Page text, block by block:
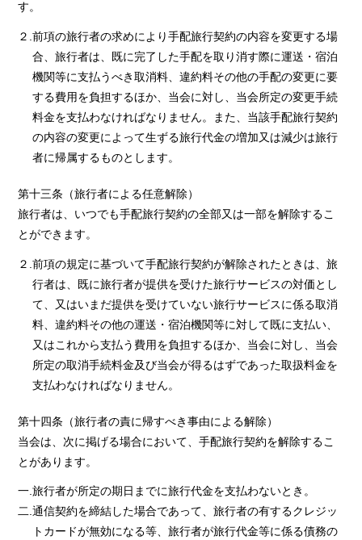
す。
２.前項の旅行者の求めにより手配旅行契約の内容を変更する場
合、旅行者は、既に完了した手配を取り消す際に運送・宿泊
機関等に支払うべき取消料、違約料その他の手配の変更に要
する費用を負担するほか、当会に対し、当会所定の変更手続
料金を支払わなければなりません。また、当該手配旅行契約
の内容の変更によって生ずる旅行代金の増加又は減少は旅行
者に帰属するものとします。
第十三条（旅行者による任意解除）
旅行者は、いつでも手配旅行契約の全部又は一部を解除するこ
とができます。
２.前項の規定に基づいて手配旅行契約が解除されたときは、旅
行者は、既に旅行者が提供を受けた旅行サービスの対価とし
て、又はいまだ提供を受けていない旅行サービスに係る取消
料、違約料その他の運送・宿泊機関等に対して既に支払い、
又はこれから支払う費用を負担するほか、当会に対し、当会
所定の取消手続料金及び当会が得るはずであった取扱料金を
支払わなければなりません。
第十四条（旅行者の責に帰すべき事由による解除）
当会は、次に掲げる場合において、手配旅行契約を解除するこ
とがあります。
一.旅行者が所定の期日までに旅行代金を支払わないとき。
二.通信契約を締結した場合であって、旅行者の有するクレジッ
トカードが無効になる等、旅行者が旅行代金等に係る債務の